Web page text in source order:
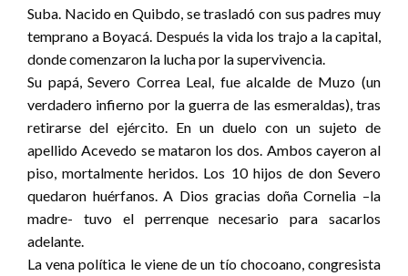
Suba. Nacido en Quibdo, se trasladó con sus padres muy
temprano a Boyacá. Después la vida los trajo a la capital,
donde comenzaron la lucha por la supervivencia.
Su papá, Severo Correa Leal, fue alcalde de Muzo (un
verdadero infierno por la guerra de las esmeraldas), tras
retirarse del ejército. En un duelo con un sujeto de
apellido Acevedo se mataron los dos. Ambos cayeron al
piso, mortalmente heridos. Los 10 hijos de don Severo
quedaron huérfanos. A Dios gracias doña Cornelia –la
madre- tuvo el perrenque necesario para sacarlos
adelante.
La vena política le viene de un tío chocoano, congresista